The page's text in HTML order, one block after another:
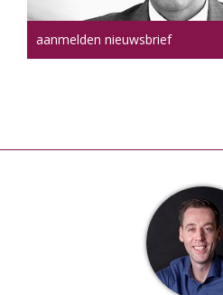
aanmelden nieuwsbrief